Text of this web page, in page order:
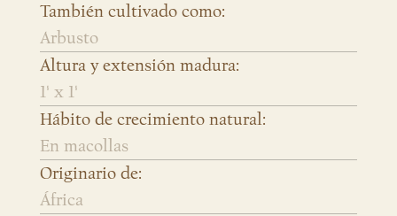
También cultivado como:
Arbusto
Altura y extensión madura:
1' x 1'
Hábito de crecimiento natural:
En macollas
Originario de:
África